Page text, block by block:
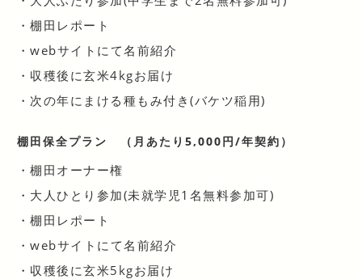
・棚田レポート
・webサイトにて名前紹介
・収穫後に玄米4kgお届け
・次の年にまける種もみ付き(バケツ稲用)
棚田保全プラン （月あたり5,000円/年契約）
・棚田オーナー権
・大人ひとり参加(未就学児1名無料参加可)
・棚田レポート
・webサイトにて名前紹介
・収穫後に玄米5kgお届け